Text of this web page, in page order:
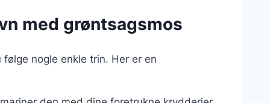
med grøntsagsmos
nogle enkle trin. Her er en